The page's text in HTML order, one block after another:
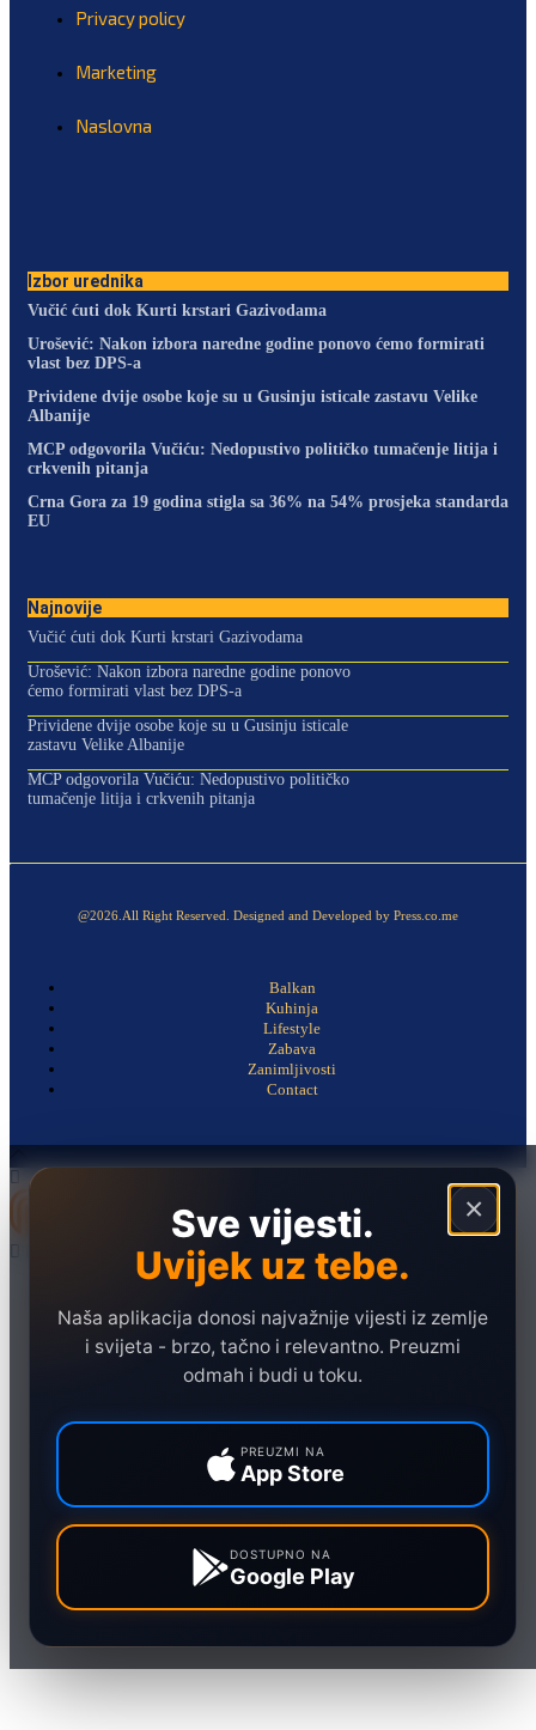
Privacy policy
Marketing
Naslovna
Izbor urednika
Vučić ćuti dok Kurti krstari Gazivodama
Urošević: Nakon izbora naredne godine ponovo ćemo formirati
vlast bez DPS-a
Prividene dvije osobe koje su u Gusinju isticale zastavu Velike
Albanije
MCP odgovorila Vučiću: Nedopustivo političko tumačenje litija i
crkvenih pitanja
Crna Gora za 19 godina stigla sa 36% na 54% prosjeka standarda
EU
Najnovije
Vučić ćuti dok Kurti krstari Gazivodama
Urošević: Nakon izbora naredne godine ponovo
ćemo formirati vlast bez DPS-a
Prividene dvije osobe koje su u Gusinju isticale
zastavu Velike Albanije
MCP odgovorila Vučiću: Nedopustivo političko
tumačenje litija i crkvenih pitanja
@2026.All Right Reserved. Designed and Developed by Press.co.me
Balkan
Kuhinja
Lifestyle
Zabava
Zanimljivosti
Contact
×
Sve vijesti.
Uvijek uz tebe.
Naša aplikacija donosi najvažnije vijesti iz zemlje
i svijeta - brzo, tačno i relevantno. Preuzmi
odmah i budi u toku.
PREUZMI NA
App Store
DOSTUPNO NA
Google Play
Politika
Društvo
Ekonomija
Marketing